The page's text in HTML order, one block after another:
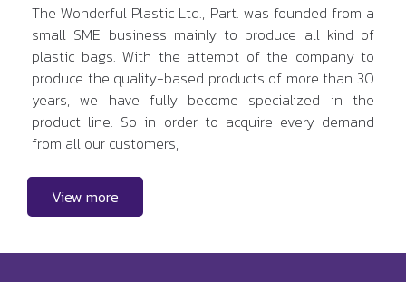
The Wonderful Plastic Ltd., Part. was founded from a
small SME business mainly to produce all kind of
plastic bags. With the attempt of the company to
produce the quality-based products of more than 30
years, we have fully become specialized in the
product line. So in order to acquire every demand
from all our customers,
View more